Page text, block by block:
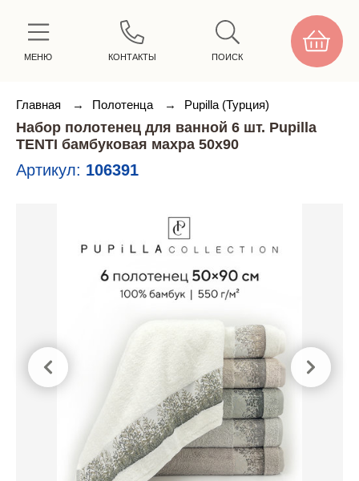
МЕНЮ КОНТАКТЫ ПОИСК
Главная → Полотенца → Pupilla (Турция)
Набор полотенец для ванной 6 шт. Pupilla
TENTI бамбуковая махра 50х90
Артикул: 106391